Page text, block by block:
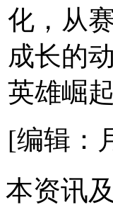
化，从
成长的
英雄崛
[编辑：
本资讯